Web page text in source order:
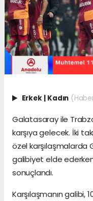
Erkek | Kadın
Galatasaray ile
karşıya gelecek. İki
özel karşılaşmalarda
galibiyet elde
sonuçlandı.
Karşılaşmanın galibi,